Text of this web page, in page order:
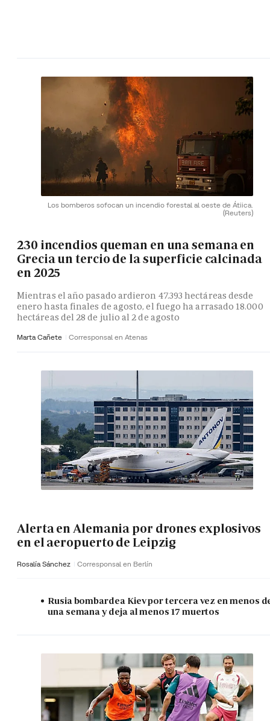
Los bomberos sofocan un incendio forestal al oeste de Átiica.
(Reuters)
230 incendios queman en una semana en
Grecia un tercio de la superficie calcinada
en 2025
Mientras el año pasado ardieron 47.393 hectáreas desde
enero hasta finales de agosto, el fuego ha arrasado 18.000
hectáreas del 28 de julio al 2 de agosto
Marta Cañete Corresponsal en Atenas
Alerta en Alemania por drones explosivos
en el aeropuerto de Leipzig
Rosalía Sánchez Corresponsal en Berlín
Rusia bombardea Kiev por tercera vez en menos
una semana y deja al menos 17 muertos